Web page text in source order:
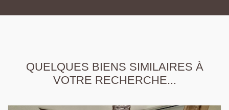
QUELQUES BIENS SIMILAIRES À
VOTRE RECHERCHE...